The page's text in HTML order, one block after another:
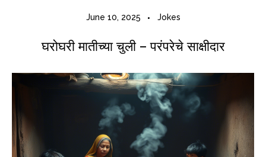
June 10, 2025 Jokes
घरोघरी मातीच्या चुली – परंपरेचे साक्षीदार